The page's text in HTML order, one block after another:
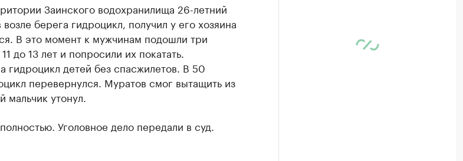
Заинского водохранилища 26-летний
берега гидроцикл, получил у его хозяина
В это момент к мужчинам подошли три
до 13 лет и попросили их покатать.
гидроцикл детей без спасжилетов. В 50
перевернулся. Муратов смог вытащить из
мальчик утонул.
Уголовное дело передали в суд.